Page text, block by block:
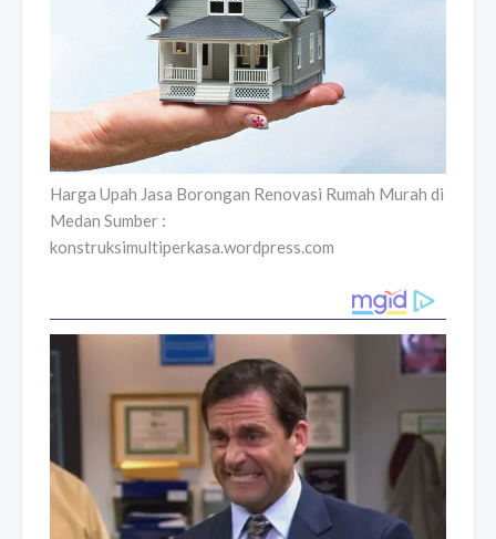
Harga Upah Jasa Borongan Renovasi Rumah Murah di
Medan Sumber :
konstruksimultiperkasa.wordpress.com